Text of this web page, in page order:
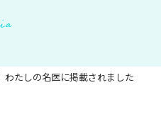
わたしの名医に掲載されました